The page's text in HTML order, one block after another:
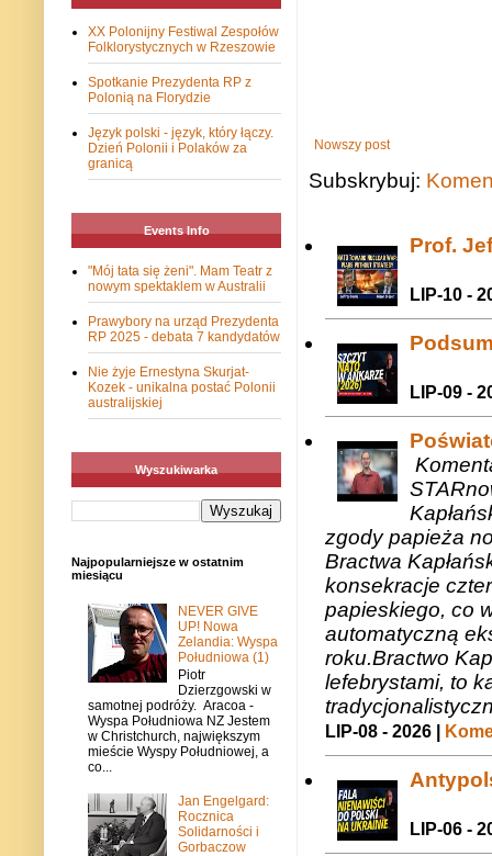
Nowszy post
Subskrybuj:
Prof.
LIP-10 -
LIP-09 -
zgody papieża
Bractwa
konsekracje
papieskiego, co
automatyczną
roku.Bractwo
lefebrystami, to
LIP-08 - 2026 |
LIP-06 -
XX Polonijny Festiwal Zespołów
Folklorystycznych w Rzeszowie
Spotkanie Prezydenta RP z
Polonią na Florydzie
Język polski - język, który łączy.
Dzień Polonii i Polaków za
granicą
Events Info
"Mój tata się żeni". Mam Teatr z
nowym spektaklem w Australii
Prawybory na urząd Prezydenta
RP 2025 - debata 7 kandydatów
Nie żyje Ernestyna Skurjat-
Kozek - unikalna postać Polonii
australijskiej
Wyszukiwarka
Najpopularniejsze w ostatnim
miesiącu
NEVER GIVE
UP! Nowa
Zelandia: Wyspa
Południowa (1)
Piotr
Dzierzgowski w
samotnej podróży. Aracoa -
Wyspa Południowa NZ Jestem
w Christchurch, największym
mieście Wyspy Południowej, a
co...
Jan Engelgard:
Rocznica
Solidarności i
Gorbaczow